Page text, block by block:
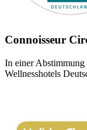
Connoisseur
In einer Abstimmung
Wellnesshotels